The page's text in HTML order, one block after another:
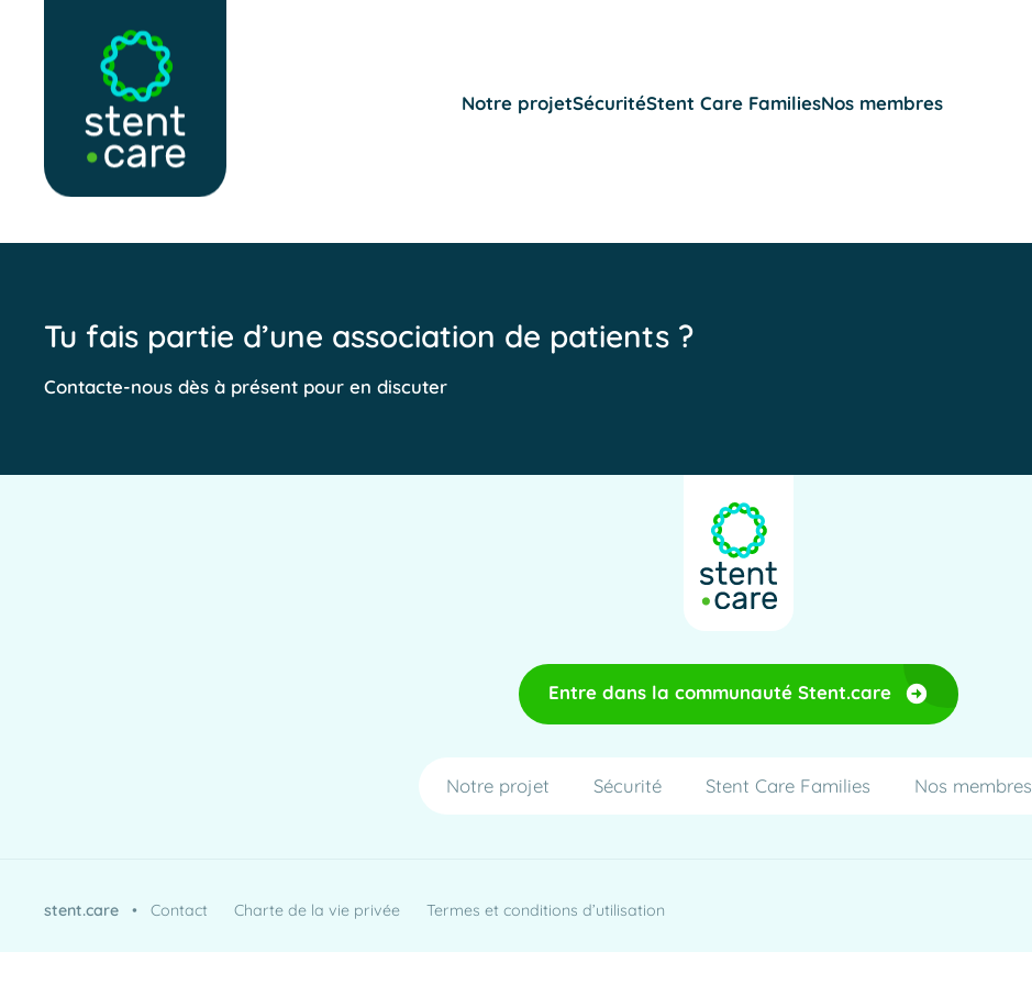
Notre projetSécuritéStent Care FamiliesNos membres
Tu fais partie d’une association de patients ?
Contacte-nous dès à présent pour en discuter
Entre dans la communauté Stent.care
Notre projet Sécurité Stent Care Families Nos membres
stent.care •Contact Charte de la vie privée Termes et conditions d’utilisation